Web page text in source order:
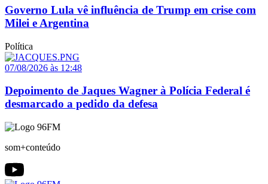
Governo Lula vê influência de Trump em crise com
Milei e Argentina
Política
07/08/2026 às 12:48
Depoimento de Jaques Wagner à Polícia Federal é
desmarcado a pedido da defesa
som+conteúdo